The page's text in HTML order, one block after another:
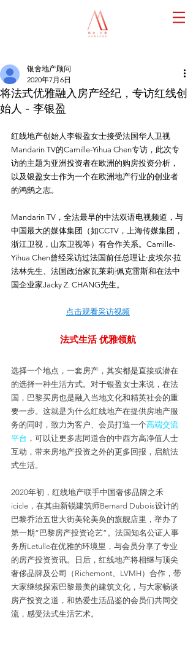
将法式优雅融入房产经纪，专访红线创
始人 - 李银盈
银舍地产顾问
2020年7月6日
红线地产创始人李银盈女士接受法国华人卫视
Mandarin TV的Camille-Yihua Chen专访，此次专
访的主题为亚洲投资者在欧洲的购房投资分析，
以及银盈女士作为一个在欧洲地产行业的创业者
的鸿鹄之志。
Mandarin TV，全法最早的中法双语电视频道，与
中国最大的媒体集团（如CCTV，上海传媒集团，
浙江卫视，山东卫视等）有合作关系。Camille-
Yihua Chen曾经采访过法国前任总理让·皮埃尔·拉
法林先生、法国政治家瓦莱莉·佩克雷斯和在法中
国企业家Jacky Z. CHANG先生。
点击观看采访视频
法式生活 优雅领航
选择一个地点，一套房产，其实都是直接或潜在
的选择一种生活方式。对于银盈女士来说，在法
国，巴黎买房也是融入当地文化和精英社会的重
要一步。这就是为什么红线地产在提供房地产服
务的同时，致力为客户、会员打造一个高端交流
平台 ，可以让更多志同道合的中西方高净值人士
互动，带来房地产投资之外的更多回报，启航法
式生活。
2020年初，红线地产联手中国奢侈品牌之禾
icicle，在其由新锐建筑师Bernard Dubois设计的
巴黎乔治五世大街美轮美奂的旗舰店里，举办了
第一期“巴黎房产投资论艺”。法国知名公证人事
务所Letulle在优雅的环境里，与会员分享了专业
的房产投资资讯。日后，红线地产将相继与顶尖
奢侈品牌及公司（Richemont、LVMH）合作，带
大家继续探索巴黎最美的建筑文化，与大家畅谈
房产投资之道，和热爱生活品鉴的会员们共同交
流，感受法式生活艺术。